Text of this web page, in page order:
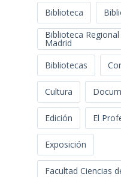
Biblioteca
Biblioteca
Madrid
Bibliotecas
Cultura
Edición El
Exposición
Facultad Ciencias